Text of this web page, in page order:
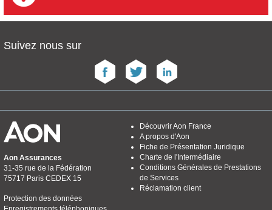
Suivez nous sur
Aon Assurances
31-35 rue de la Fédération
75717 Paris CEDEX 15
Découvrir Aon France
A propos d'Aon
Fiche de Présentation Juridique
Charte de l'Intermédiaire
Conditions Générales de Prestations
de Services
Réclamation client
Protection des données